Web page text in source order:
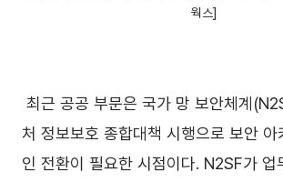
웍스]
최근 공공 부문은 국가 망 보안체계
처 정보보호 종합대책 시행으로 보안 아
인 전환이 필요한 시점이다. N2SF가 업